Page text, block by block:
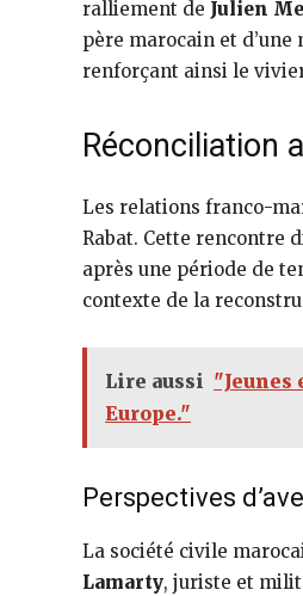
ralliement de Julien
père marocain et
renforçant ainsi le
Réconciliation
Les relations franco-
Rabat. Cette rencontre
après une période de
contexte de la
Lire aussi "Jeunes
Europe."
Perspectives
La société civile
Lamarty, juriste et